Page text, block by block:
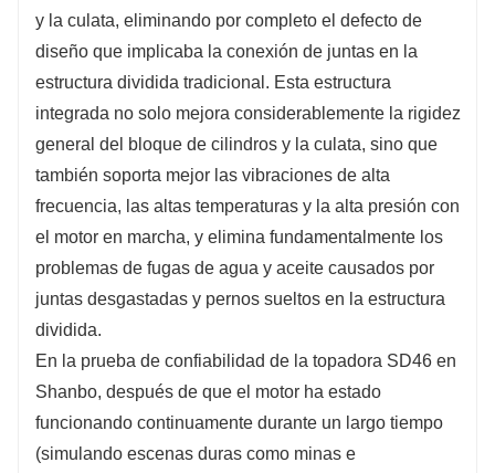
y la culata, eliminando por completo el defecto de
diseño que implicaba la conexión de juntas en la
estructura dividida tradicional. Esta estructura
integrada no solo mejora considerablemente la rigidez
general del bloque de cilindros y la culata, sino que
también soporta mejor las vibraciones de alta
frecuencia, las altas temperaturas y la alta presión con
el motor en marcha, y elimina fundamentalmente los
problemas de fugas de agua y aceite causados ​​por
juntas desgastadas y pernos sueltos en la estructura
dividida.
En la prueba de confiabilidad de la topadora SD46 en
Shanbo, después de que el motor ha estado
funcionando continuamente durante un largo tiempo
(simulando escenas duras como minas e